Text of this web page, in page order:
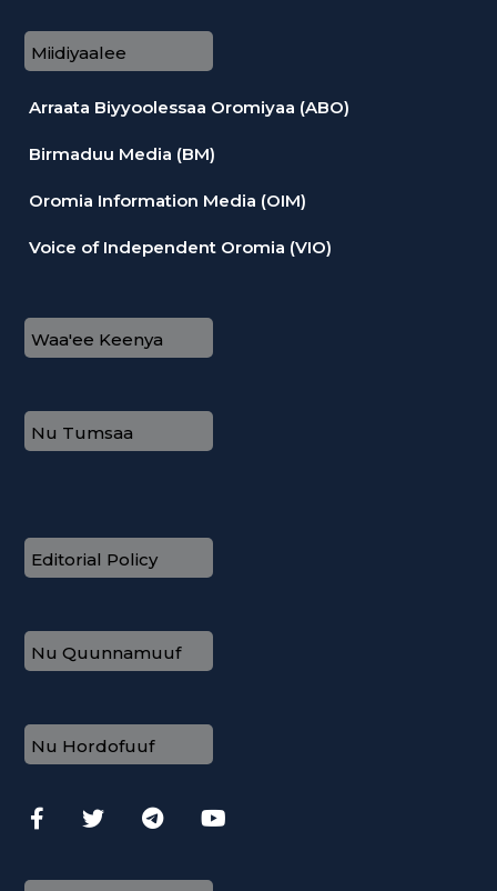
Miidiyaalee
Arraata Biyyoolessaa Oromiyaa (ABO)
Birmaduu Media (BM)
Oromia Information Media (OIM)
Voice of Independent Oromia (VIO)
Waa'ee Keenya
Nu Tumsaa
Editorial Policy
Nu Quunnamuuf
Nu Hordofuuf